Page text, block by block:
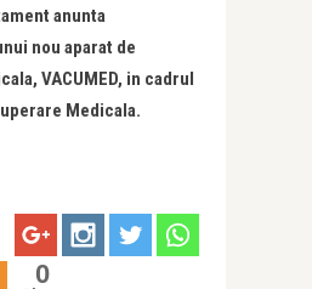
anunta
nou aparat de
VACUMED, in cadrul
Medicala.
0